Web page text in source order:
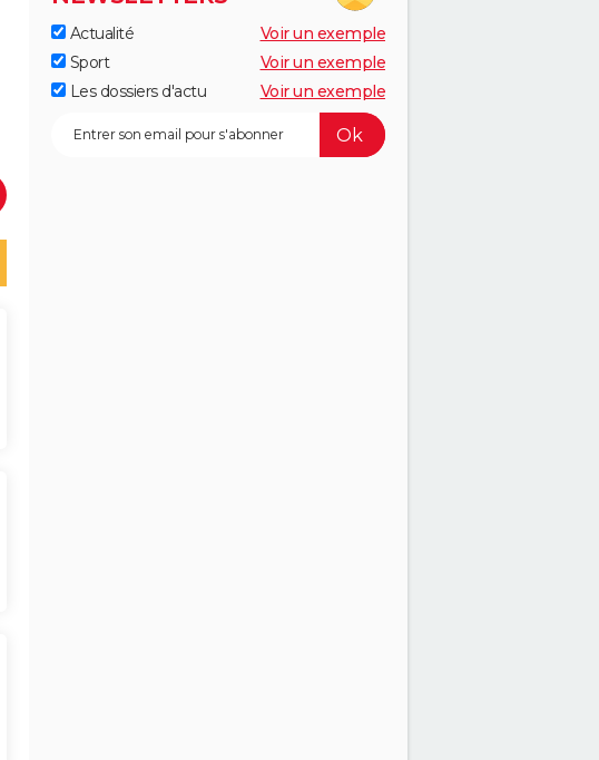
Actualité
Voir un exemple
Sport
Voir un exemple
Les dossiers d'actu
Voir un exemple